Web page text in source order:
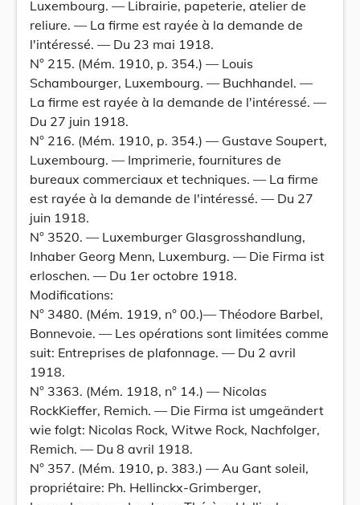
Luxembourg. — Librairie, papeterie, atelier de
reliure. — La firme est rayée à la demande de
l'intéressé. — Du 23 mai 1918.
N° 215. (Mém. 1910, p. 354.) — Louis
Schambourger, Luxembourg. — Buchhandel. —
La firme est rayée à la demande de l'intéressé. —
Du 27 juin 1918.
N° 216. (Mém. 1910, p. 354.) — Gustave Soupert,
Luxembourg. — Imprimerie, fournitures de
bureaux commerciaux et techniques. — La firme
est rayée à la demande de l'intéressé. — Du 27
juin 1918.
N° 3520. — Luxemburger Glasgrosshandlung,
Inhaber Georg Menn, Luxemburg. — Die Firma ist
erloschen. — Du 1er octobre 1918.
Modifications:
N° 3480. (Mém. 1919, n° 00.)— Théodore Barbel,
Bonnevoie. — Les opérations sont limitées comme
suit: Entreprises de plafonnage. — Du 2 avril
1918.
N° 3363. (Mém. 1918, n° 14.) — Nicolas
RockKieffer, Remich. — Die Firma ist umgeändert
wie folgt: Nicolas Rock, Witwe Rock, Nachfolger,
Remich. — Du 8 avril 1918.
N° 357. (Mém. 1910, p. 383.) — Au Gant soleil,
propriétaire: Ph. Hellinckx-Grimberger,